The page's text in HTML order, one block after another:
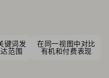
键词发
范围
在同一视图中对比
有机和付费表现